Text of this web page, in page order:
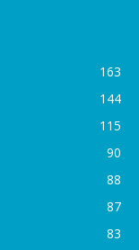
163
144
115
90
88
87
83